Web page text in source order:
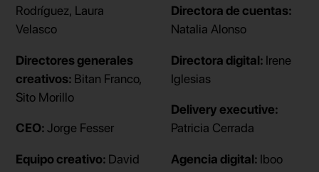
Rodríguez, Laura
Velasco
Directores generales
creativos: Bitan Franco,
Sito Morillo
CEO:Jorge Fesser
Equipo creativo: David
Directora de cuentas:
Natalia Alonso
Directora digital: Irene
Iglesias
Delivery executive:
Patricia Cerrada
Agencia digital: Iboo